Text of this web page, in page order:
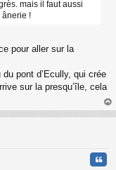
mais il faut aussi
ânerie !
pour aller sur la
pont d’Ecully, qui crée
sur la presqu’île, cela
au